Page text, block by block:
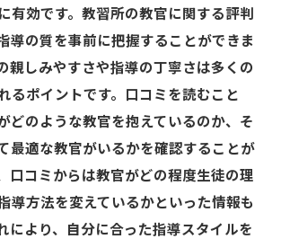
有効です。教習所の教官に関する評判
導の質を事前に把握することができま
親しみやすさや指導の丁寧さは多くの
るポイントです。口コミを読むこと
どのような教官を抱えているのか、そ
最適な教官がいるかを確認することが
口コミからは教官がどの程度生徒の理
導方法を変えているかといった情報も
により、自分に合った指導スタイルを